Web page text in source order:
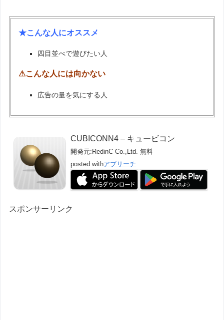
★こんな人にオススメ
四目並べで遊びたい人
⚠こんな人には向かない
広告の量を気にする人
CUBICONN4 – キュービコン
開発元: RedinC Co.,Ltd. 無料
posted withアプリーチ
スポンサーリンク